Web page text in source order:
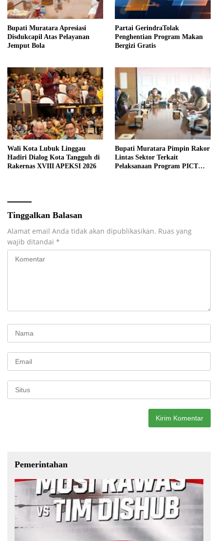
Bupati Muratara Apresiasi
Disdukcapil Atas Pelayanan
Jemput Bola
Partai GerindraTolak
Penghentian Program Makan
Bergizi Gratis
Wali Kota Lubuk Linggau
Hadiri Dialog Kota Tangguh di
Rakernas XVIII APEKSI 2026
Bupati Muratara Pimpin Rakor
Lintas Sektor Terkait
Pelaksanaan Program PICT
Tinggalkan Balasan
Alamat email Anda tidak akan dipublikasikan. Ruas yang
wajib ditandai *
Pemerintahan